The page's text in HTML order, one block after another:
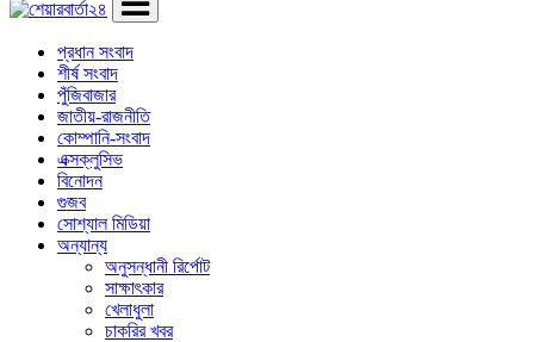
প্রধান সংবাদ
শীর্ষ সংবাদ
পুঁজিবাজার
জাতীয়-রাজনীতি
কোম্পানি-সংবাদ
এক্সক্লুসিভ
বিনোদন
গুজব
সোশ্যাল মিডিয়া
অন্যান্য
অনুসন্ধানী রির্পোট
সাক্ষাৎকার
খেলাধুলা
চাকরির খবর